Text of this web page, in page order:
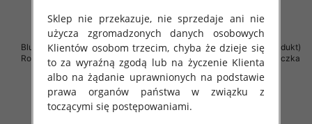
Bluzki damskie ( Turecki produkt)
Roz Standard , Mix Kolor .Paczka
12 szt
42.00 zł
szczegóły
Bluzki damskie ( Turecki produkt)
Roz Standard , Mix Kolor .Paczka
12 szt
41.00 zł
Sklep nie przekazuje, nie sprzedaje ani nie
użycza zgromadzonych danych osobowych
Klientów osobom trzecim, chyba że dzieje się
to za wyraźną zgodą lub na życzenie Klienta
albo na żądanie uprawnionych na podstawie
prawa organów państwa w związku z
toczącymi się postępowaniami.